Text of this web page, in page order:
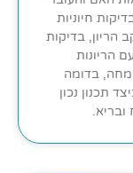
חיוניות
הריון, בדיקות
הריונות
בדומה
תכנון נכון
ובריא.